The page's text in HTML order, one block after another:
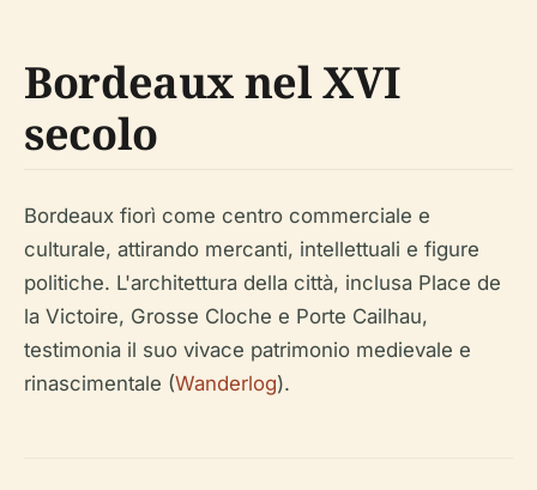
Bordeaux nel XVI
secolo
Bordeaux fiorì come centro commerciale e
culturale, attirando mercanti, intellettuali e figure
politiche. L'architettura della città, inclusa Place de
la Victoire, Grosse Cloche e Porte Cailhau,
testimonia il suo vivace patrimonio medievale e
rinascimentale (Wanderlog).